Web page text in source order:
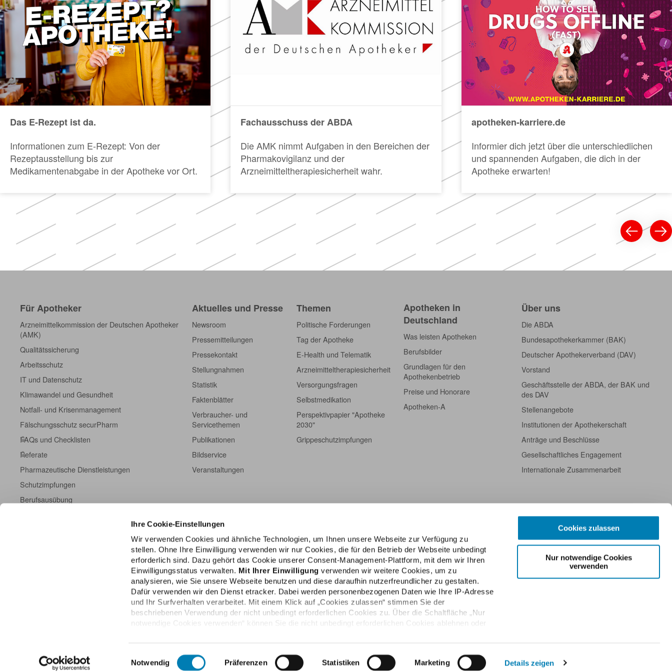
Ihre Cookie-Einstellungen
Wir verwenden Cookies und ähnliche Technologien, um Ihnen unsere Webseite zur Verfügung zu
stellen. Ohne Ihre Einwilligung verwenden wir nur Cookies, die für den Betrieb der Webseite unbedingt
erforderlich sind. Dazu gehört das Cookie unserer Consent-Management-Plattform, mit dem wir Ihren
Einwilligungsstatus verwalten. Mit Ihrer Einwilligung verwenden wir weitere Cookies, um zu
analysieren, wie Sie unsere Webseite benutzen und diese daraufhin nutzerfreundlicher zu gestalten.
Dafür verwenden wir den Dienst etracker. Dabei werden personenbezogenen Daten wie Ihre IP-Adresse
und Ihr Surfverhalten verarbeitet. Mit einem Klick auf „Cookies zulassen“ stimmen Sie der
beschriebenen Verwendung der nicht unbedingt erforderlichen Cookies zu. Über die Schaltfläche „Nur
notwendige Cookies verwenden“ können Sie die nicht unbedingt erforderlichen Cookies ablehnen oder
Datenschutzhinweisen.
Einwilligungsauswahl
Notwendig Präferenzen Statistiken Marketing Details zeigen
Cookies zulassen
Nur notwendige Cookies
verwenden
Meldung zum
und Beitrittserklärung
zum Rahmenvertrag
Hier
den
Rahmenvertrag
über
Arzneimittelversorgung
die
TI-
in
der
Apotheke
Häufig
Antworten
den
Neuerungen
„Cannabisgesetzes“
(für
Apotheken)
Das E-Rezept ist da.
Informationen zum E-Rezept: Von der
Rezeptausstellung bis zur
Medikamentenabgabe in der Apotheke vor Ort.
Fachausschuss der ABDA
Die AMK nimmt Aufgaben in den Bereichen der
Pharmakovigilanz und der
Arzneimitteltherapiesicherheit wahr.
apotheken-karriere.de
Informier dich jetzt über die unterschiedlichen
und spannenden Aufgaben, die dich in der
Apotheke erwarten!
Für Apotheker
Arzneimittelkommission der Deutschen Apotheker
(AMK)
Qualitätssicherung
Arbeitsschutz
IT und Datenschutz
Klimawandel und Gesundheit
Notfall- und Krisenmanagement
Fälschungsschutz securPharm
FAQs und Checklisten
Referate
Pharmazeutische Dienstleistungen
Schutzimpfungen
Berufsausübung
Aktuelles und Presse
Newsroom
Pressemitteilungen
Pressekontakt
Stellungnahmen
Statistik
Faktenblätter
Verbraucher- und
Servicethemen
Publikationen
Bildservice
Veranstaltungen
Themen
Politische Forderungen
Tag der Apotheke
E-Health und Telematik
Arzneimitteltherapiesicherheit
Versorgungsfragen
Selbstmedikation
Perspektivpapier "Apotheke
2030"
Grippeschutzimpfungen
Apotheken in
Deutschland
Was leisten Apotheken
Berufsbilder
Grundlagen für den
Apothekenbetrieb
Preise und Honorare
Apotheken-A
Über uns
Die ABDA
Bundesapothekerkammer (BAK)
Deutscher Apothekerverband (DAV)
Vorstand
Geschäftsstelle der ABDA, der BAK und
des DAV
Stellenangebote
Institutionen der Apothekerschaft
Anträge und Beschlüsse
Gesellschaftliches Engagement
Internationale Zusammenarbeit